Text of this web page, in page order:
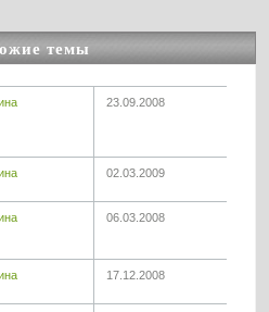
темы
23.09.2008
02.03.2009
06.03.2008
17.12.2008